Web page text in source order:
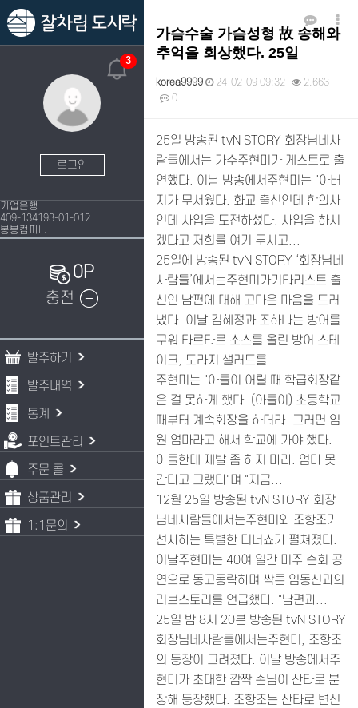
3
로그인
기업은행
409-134193-01-012
봉봉컴퍼니
0P
충전
발주하기
발주내역
통계
포인트관리
주문 콜
상품관리
1:1문의
가슴수술 가슴성형 故 송해와
추억을 회상했다. 25일
korea9999 24-02-09 09:32
2,663
0
본문
25일 방송된 tvN STORY 회장님네사
람들에서는 가수주현미가 게스트로 출
연했다. 이날 방송에서주현미는 "아버
지가 무서웠다. 화교 출신인데 한의사
인데 사업을 도전하셨다. 사업을 하시
겠다고 저희를 여기 두시고...
25일에 방송된 tvN STORY ‘회장님네
사람들’에서는주현미가기타리스트 출
신인 남편에 대해 고마운 마음을 드러
냈다. 이날 김혜정과 조하나는 방어를
구워 타르타르 소스를 올린 방어 스테
이크, 도라지 샐러드를...
주현미는 "아들이 어릴 때 학급회장같
은 걸 못하게 했다. (아들이) 초등학교
때부터 계속회장을 하더라. 그러면 임
원 엄마라고 해서 학교에 가야 했다.
아들한테 제발 좀 하지 마라. 엄마 못
간다고 그랬다"며 "지금...
12월 25일 방송된 tvN STORY 회장
님네사람들에서는주현미와 조항조가
선사하는 특별한 디너쇼가 펼쳐졌다.
이날주현미는 40여 일간 미주 순회 공
연으로 동고동락하며 싹튼 임동신과의
러브스토리를 언급했다. "남편과...
25일 밤 8시 20분 방송된 tvN STORY
회장님네사람들에서는주현미, 조항조
의 등장이 그려졌다. 이날 방송에서주
현미가 초대한 깜짝 손님이 산타로 분
장해 등장했다. 조항조는 산타로 변신